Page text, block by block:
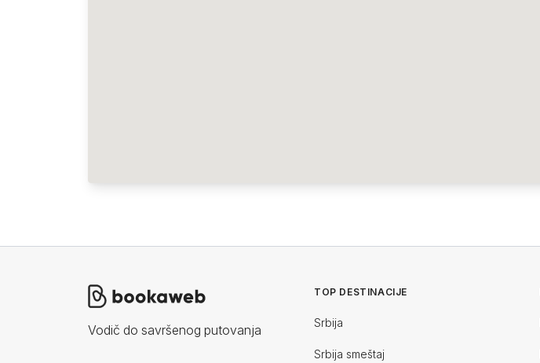
Vodič do savršenog putovanja
TOP DESTINACIJE
Srbija
Srbija smeštaj